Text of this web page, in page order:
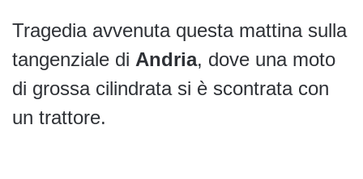
Tragedia avvenuta questa mattina sulla
tangenziale di Andria, dove una moto
di grossa cilindrata si è scontrata con
un trattore.